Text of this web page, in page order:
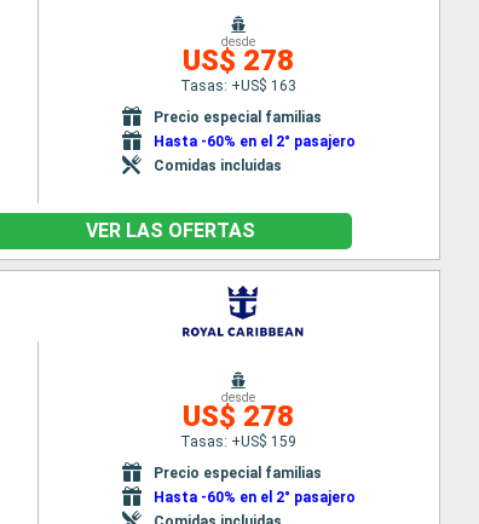
desde
US$ 278
Tasas: +US$ 163
Precio especial familias
Hasta -60% en el 2° pasajero
Comidas incluidas
VER LAS OFERTAS
desde
US$ 278
Tasas: +US$ 159
Precio especial familias
Hasta -60% en el 2° pasajero